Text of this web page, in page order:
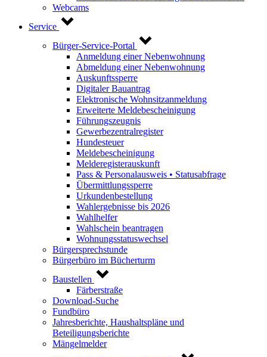
Webcams
Service
Bürger-Service-Portal
Anmeldung einer Nebenwohnung
Abmeldung einer Nebenwohnung
Auskunftssperre
Digitaler Bauantrag
Elektronische Wohnsitzanmeldung
Erweiterte Meldebescheinigung
Führungszeugnis
Gewerbezentralregister
Hundesteuer
Meldebescheinigung
Melderegisterauskunft
Pass & Personalausweis • Statusabfrage
Übermittlungssperre
Urkundenbestellung
Wahlergebnisse bis 2026
Wahlhelfer
Wahlschein beantragen
Wohnungsstatuswechsel
Bürgersprechstunde
Bürgerbüro im Bücherturm
Baustellen
Färberstraße
Download-Suche
Fundbüro
Jahresberichte, Haushaltspläne und
Beteiligungsberichte
Mängelmelder